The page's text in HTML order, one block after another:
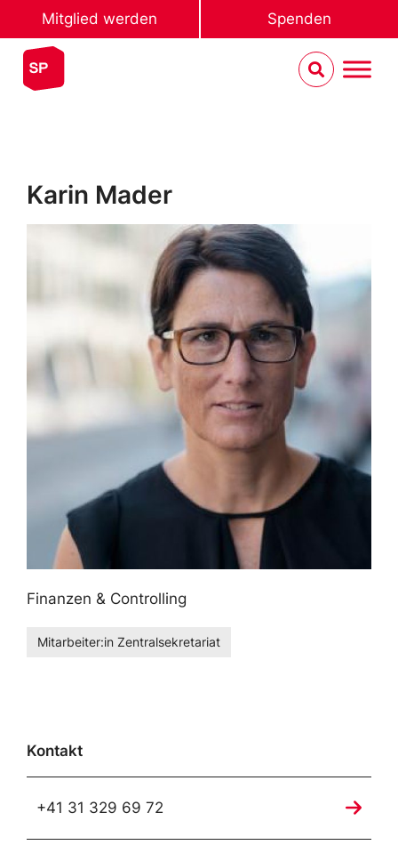
Mitglied werden Spenden
Karin Mader
Finanzen & Controlling
Mitarbeiter:in Zentralsekretariat
Kontakt
+41 31 329 69 72